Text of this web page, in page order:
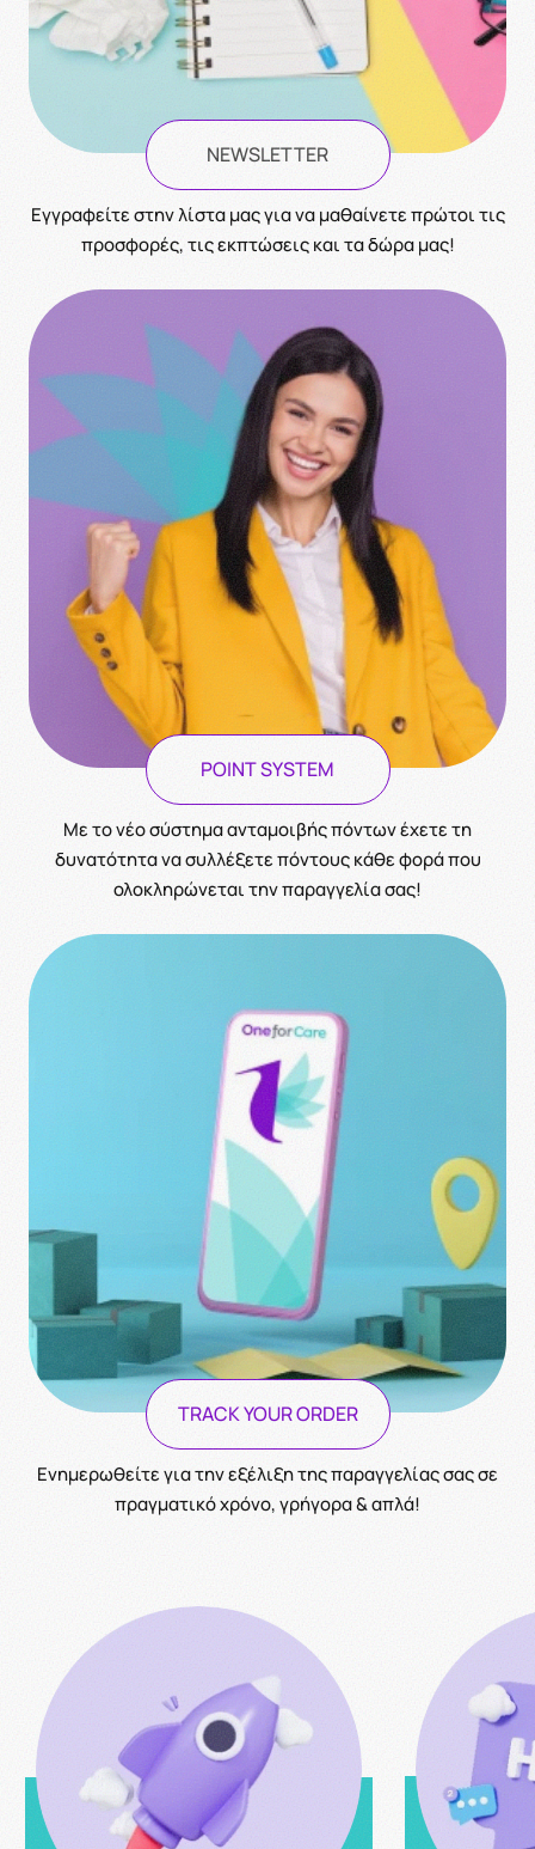
NEWSLETTER
Eγγραφείτε στην λίστα μας για να μαθαίνετε πρώτοι τις
προσφορές, τις εκπτώσεις και τα δώρα μας!
POINT SYSTEM
Με το νέο σύστημα ανταμοιβής πόντων έχετε τη
δυνατότητα να συλλέξετε πόντους κάθε φορά που
ολοκληρώνεται την παραγγελία σας!
TRACK YOUR ORDER
Ενημερωθείτε για την εξέλιξη της παραγγελίας σας σε
πραγματικό χρόνο, γρήγορα & απλά!